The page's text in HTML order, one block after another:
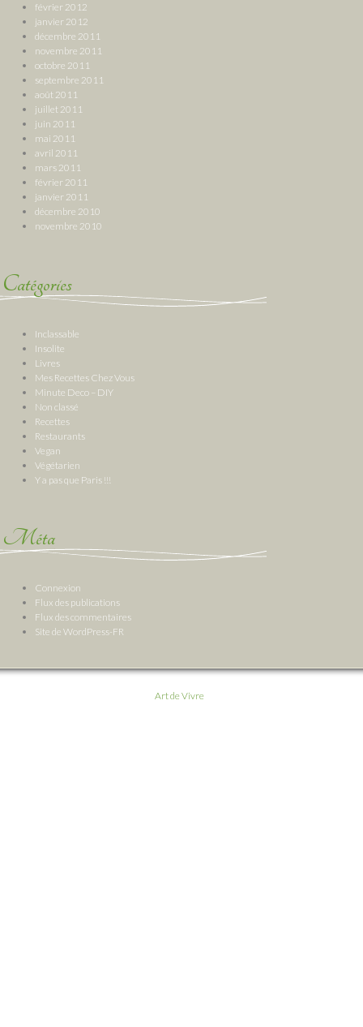
février 2012
janvier 2012
décembre 2011
novembre 2011
octobre 2011
septembre 2011
août 2011
juillet 2011
juin 2011
mai 2011
avril 2011
mars 2011
février 2011
janvier 2011
décembre 2010
novembre 2010
Catégories
Inclassable
Insolite
Livres
Mes Recettes Chez Vous
Minute Deco – DIY
Non classé
Recettes
Restaurants
Vegan
Végétarien
Y a pas que Paris !!!
Méta
Connexion
Flux des publications
Flux des commentaires
Site de WordPress-FR
Art de Vivre